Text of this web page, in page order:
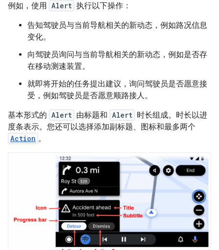
例如，使用 Alert 执行以下操作：
告知驾驶员与当前导航相关的新动态，例如路况信息
变化。
向驾驶员询问与当前导航相关的新动态，例如是否存
在移动测速装置。
就即将开始的任务提出建议，询问驾驶员是否愿意接
受，例如驾驶员是否愿意顺路接人。
基本形式的 Alert 由标题和 Alert 时长组成。时长以进
度条表示。您还可以选择添加副标题、图标和最多两个
Action 。